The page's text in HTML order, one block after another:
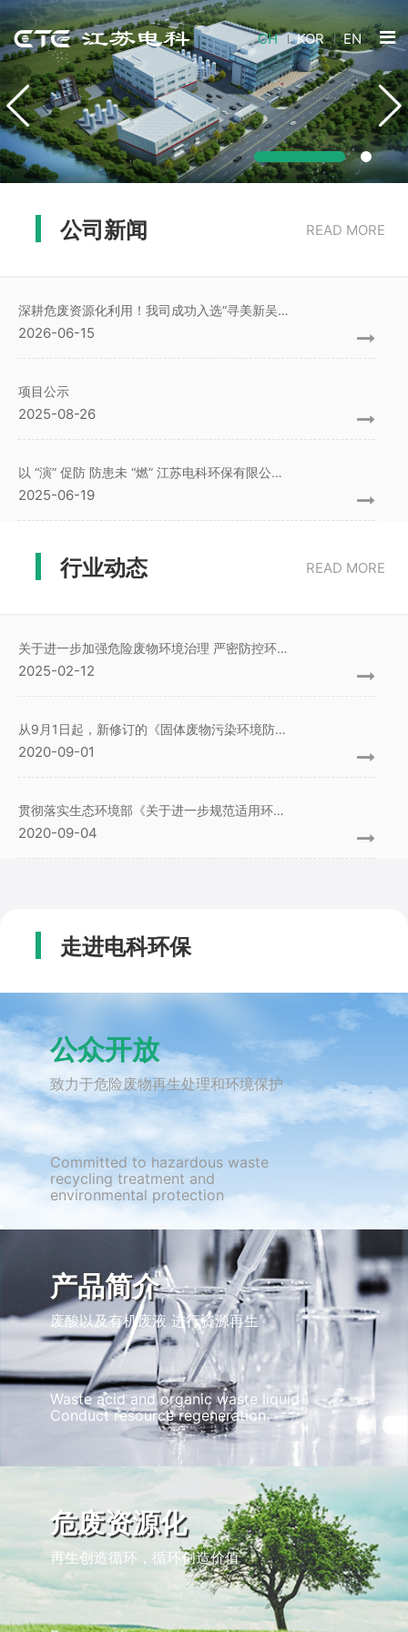
CH KOR EN
公司新闻 READ MORE
深耕危废资源化利用！我司成功入选“寻美新吴”生态环保设施打卡点
2026-06-15
项目公示
2025-08-26
以 “演” 促防 防患未 “燃” 江苏电科环保有限公司安全生产月活动全面升温​
2025-06-19
行业动态 READ MORE
关于进一步加强危险废物环境治理 严密防控环境风险的指导意见
2025-02-12
从9月1日起，新修订的《固体废物污染环境防治法》（简称“新固废法”）正式施行
2020-09-01
贯彻落实生态环境部《关于进一步规范适用环境行政处罚自由裁量权的指导意见》
2020-09-04
走进电科环保
公众开放
致力于危险废物再生处理和环境保护
Committed to hazardous waste
recycling treatment and
environmental protection
产品简介
废酸以及有机废液 进行资源再生
Waste acid and organic waste liquid
Conduct resource regeneration
危废资源化
再生创造循环，循环创造价值